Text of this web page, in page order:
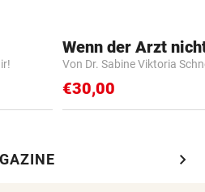
Von Dr. Sabine Viktoria
€30,00
chevron_right